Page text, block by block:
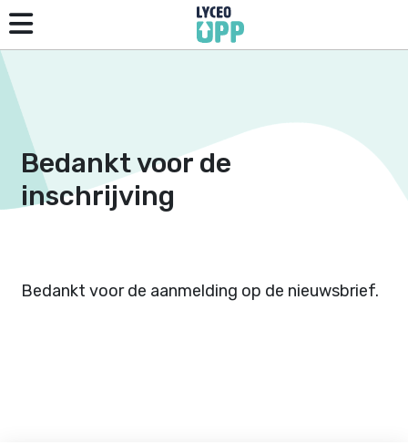
Bedankt voor de
inschrijving
Bedankt voor de aanmelding op de nieuwsbrief.